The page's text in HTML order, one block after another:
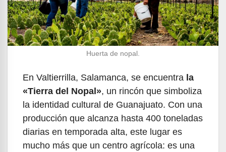
Huerta de nopal.
En Valtierrilla, Salamanca, se encuentra la
«Tierra del Nopal», un rincón que simboliza
la identidad cultural de Guanajuato. Con una
producción que alcanza hasta 400 toneladas
diarias en temporada alta, este lugar es
mucho más que un centro agrícola: es una